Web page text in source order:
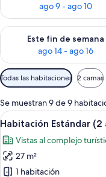
ago 9 - ago 10
Este fin de semana
ago 14 - ago 16
Consulta la
Filtros
disponibles
para
las
habitaciones
Todas las habitaciones 2 camas
Se muestran 9 de 9
Abrir
todas
las
fotos
de
10
Habitación Estándar (2
Vistas al complejo
27 m²
1 habitación